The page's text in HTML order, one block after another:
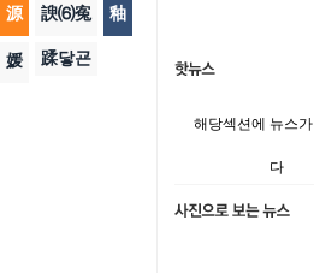
源 諛⑹寃 釉
媛 蹂닿굔
해당섹션에 뉴스가
다